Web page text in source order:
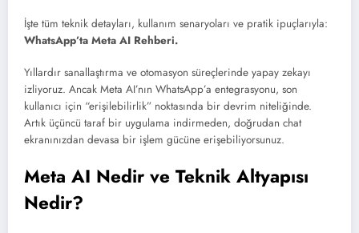
İşte tüm teknik detayları, kullanım senaryoları ve pratik ipuçlarıyla:
WhatsApp’ta Meta AI Rehberi.
Yıllardır sanallaştırma ve otomasyon süreçlerinde yapay zekayı
izliyoruz. Ancak Meta AI’nın WhatsApp’a entegrasyonu, son
kullanıcı için “erişilebilirlik” noktasında bir devrim niteliğinde.
Artık üçüncü taraf bir uygulama indirmeden, doğrudan chat
ekranınızdan devasa bir işlem gücüne erişebiliyorsunuz.
Meta AI Nedir ve Teknik Altyapısı
Nedir?